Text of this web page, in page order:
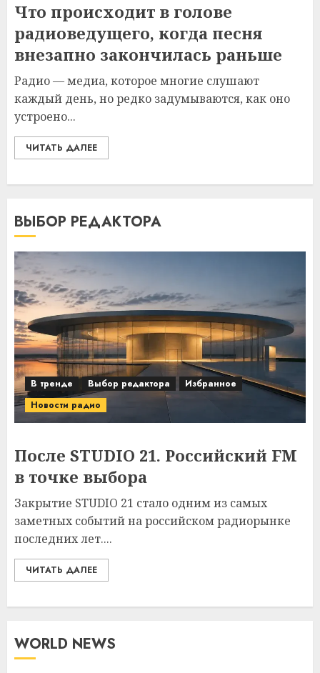
Что происходит в голове
радиоведущего, когда песня
внезапно закончилась раньше
Радио — медиа, которое многие слушают
каждый день, но редко задумываются, как оно
устроено...
ЧИТАТЬ ДАЛЕЕ
ВЫБОР РЕДАКТОРА
В тренде Выбор редактора
Избранное
Новости радио
После STUDIO 21. Российский FM
в точке выбора
Закрытие STUDIO 21 стало одним из самых
заметных событий на российском радиорынке
последних лет....
ЧИТАТЬ ДАЛЕЕ
WORLD NEWS